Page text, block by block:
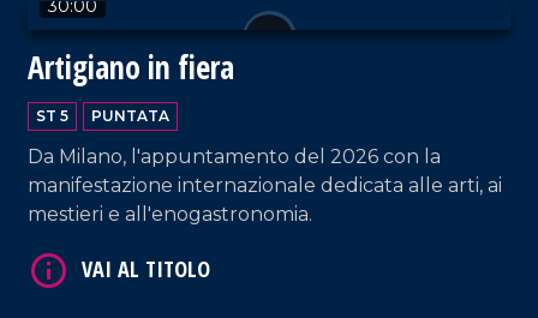
30:00
Artigiano in fiera
ST 5 PUNTATA
Da Milano, l'appuntamento del 2026 con la
manifestazione internazionale dedicata alle arti, ai
mestieri e all'enogastronomia.
VAI AL TITOLO